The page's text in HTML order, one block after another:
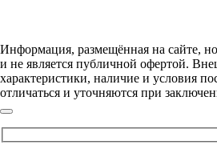
Информация, размещённая на сайте,
и не является публичной офертой.
характеристики, наличие и условия
отличаться и уточняются при